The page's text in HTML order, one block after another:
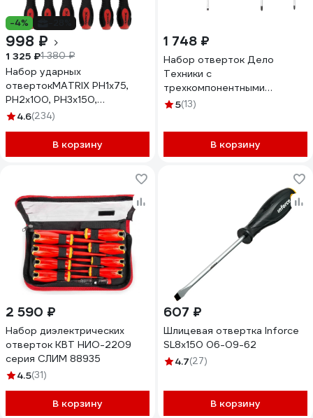
-4%
998 ₽
1 325 ₽1 380 ₽
Набор ударных
отвертокMATRIX PH1x75,
PH2x100, PH3x150,
SL5x75,SL6x100, SL8x150,
4.6(234)
В корзину
1 748 ₽
Набор отверток Дело
Техники c
трехкомпонентными
рукоятками SL, PH, PZ,
5(13)
В корзину
2 590 ₽
Набор диэлектрических
отверток КВТ НИО-2209
серия СЛИМ 88935
4.5(31)
В корзину
607 ₽
Шлицевая отвертка Inforce
SL8x150 06-09-62
4.7(27)
В корзину